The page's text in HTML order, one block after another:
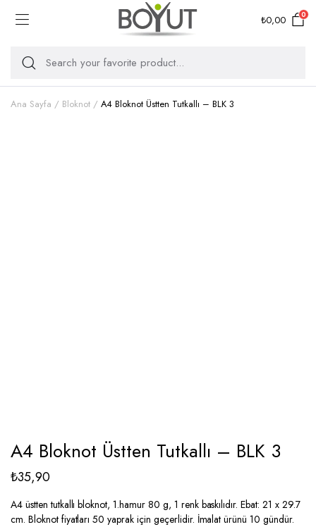
₺0,00 0
Ana Sayfa Bloknot A4 Bloknot Üstten Tutkallı – BLK 3
A4 Bloknot Üstten Tutkallı – BLK 3
₺35,90
A4 üstten tutkallı bloknot, 1.hamur 80 g, 1 renk baskılıdır. Ebat: 21 x 29.7
cm. Bloknot fiyatları 50 yaprak için geçerlidir. İmalat ürünü 10 gündür.